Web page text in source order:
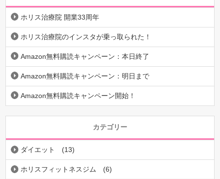
ホリス治療院 開業33周年
ホリス治療院のインスタが乗っ取られた！
Amazon無料購読キャンペーン：本日終了
Amazon無料購読キャンペーン：明日まで
Amazon無料購読キャンペーン開始！
カテゴリー
ダイエット (13)
ホリスフィットネスジム (6)